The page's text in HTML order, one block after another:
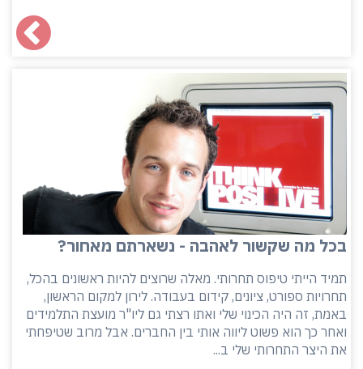
בכל מה שקשור לאהבה - נשארתם מאחור?
תמיד הייתי טיפוס תחרותי. מאלה שרוצים להיות ראשונים בהכל,
תחרויות ספורט, ציונים, קידום בעבודה. לירון למקום הראשון,
באמת, זה היה הכינוי שלי ואתו רצתי גם ליו"ר מועצת התלמידים
ואחר כך הוא פשוט ליווה אותי בין החברים. אבל מרוב שטיפחתי
את היצר התחרותי שלי ב...